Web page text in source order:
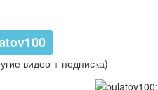
видео + подписка)